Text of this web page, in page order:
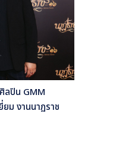
ลปิน GMM
ม งานนาฏราช